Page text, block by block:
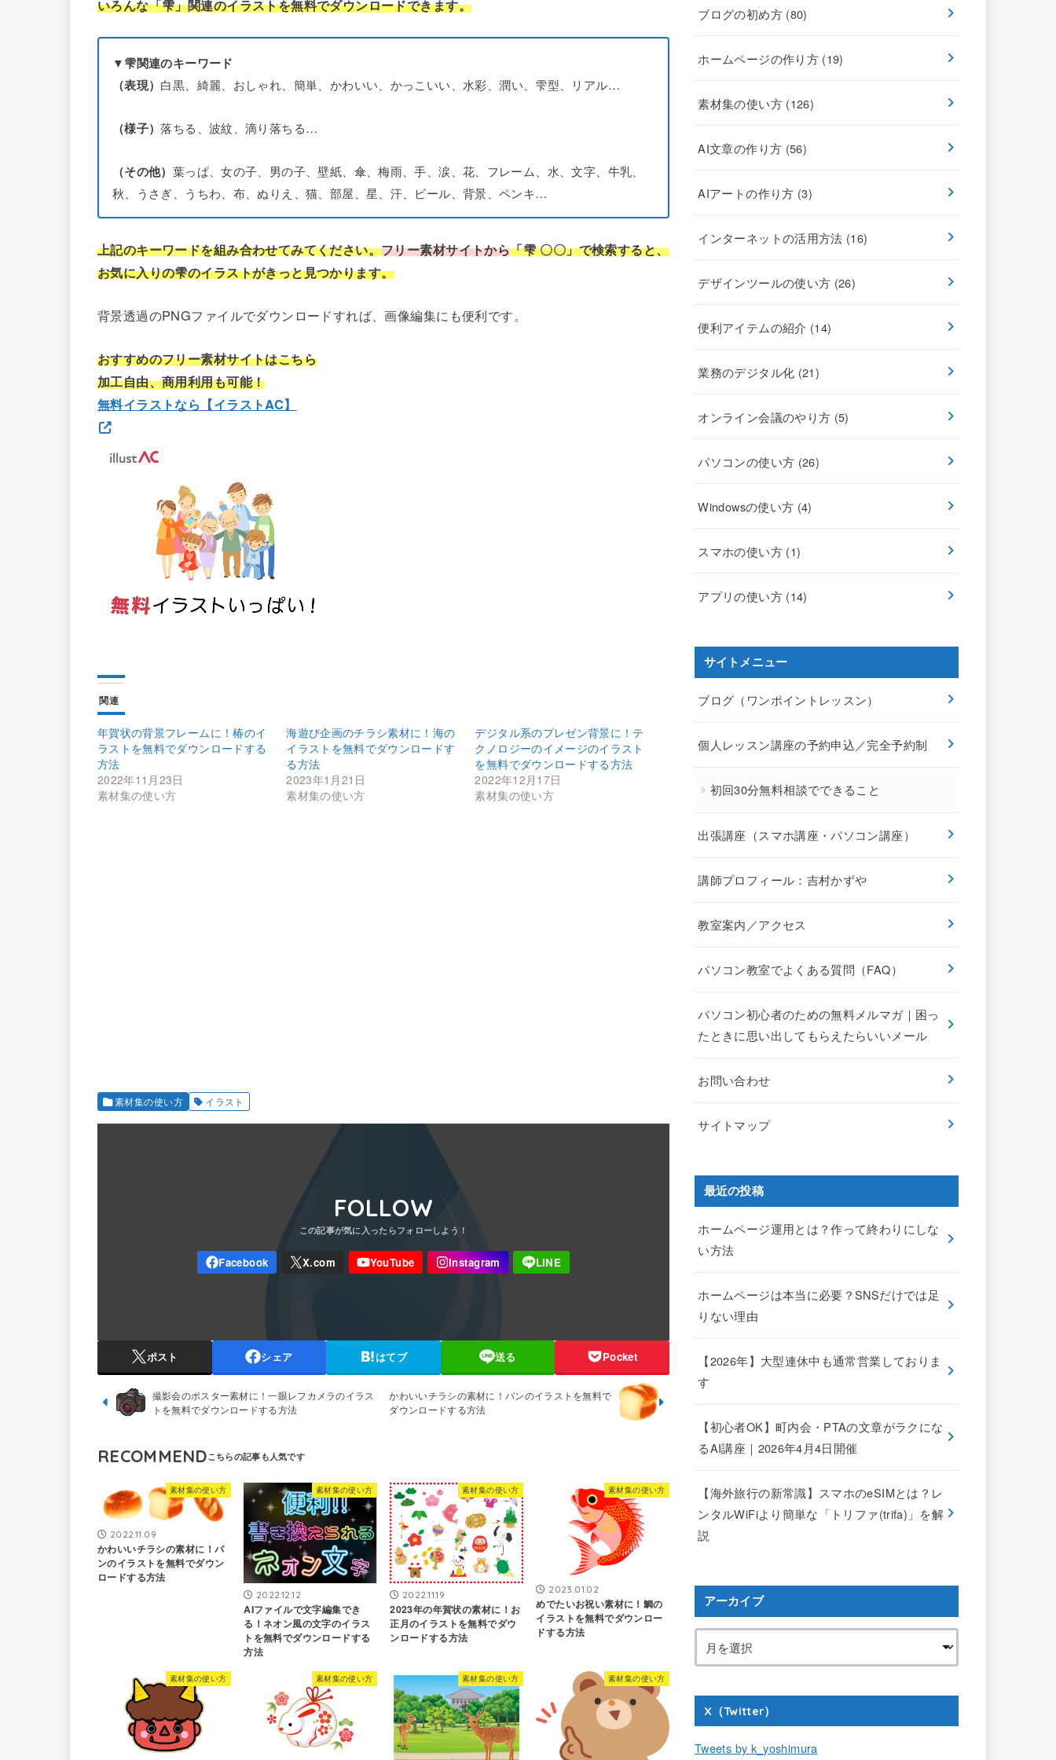
いろんな「雫」関連のイラストを無料でダウンロードできます。
▼雫関連のキーワード
（表現） 白黒、綺麗、おしゃれ、簡単、かわいい、かっこいい、水彩、潤い、雫型、リアル…
（様子）落ちる、波紋、滴り落ちる…
（その他） 葉っぱ、女の子、男の子、壁紙、傘、梅雨、手、涙、花、フレーム、水、文字、牛乳、
秋、うさぎ、うちわ、布、ぬりえ、猫、部屋、星、汗、ビール、背景、ペンキ…
上記のキーワードを組み合わせてみてください。フリー素材サイトから「雫 〇〇」で検索すると、
お気に入りの雫のイラストがきっと見つかります。
背景透過のPNGファイルでダウンロードすれば、画像編集にも便利です。
おすすめのフリー素材サイトはこちら
加工自由、商用利用も可能！
無料イラストなら【イラストAC】
関連
年賀状の背景フレームに！椿のイ
ラストを無料でダウンロードする
方法
2022年11月23日
素材集の使い方
海遊び企画のチラシ素材に！海の
イラストを無料でダウンロードす
る方法
2023年1月21日
素材集の使い方
デジタル系のプレゼン背景に！テ
クノロジーのイメージのイラスト
を無料でダウンロードする方法
2022年12月17日
素材集の使い方
素材集の使い方 イラスト
FOLLOW
ポスト シェア はてブ 送る Pocket
撮影会のポスター素材に！一眼レフカメラのイラス
トを無料でダウンロードする方法
かわいいチラシの素材に！パンのイラストを無料で
ダウンロードする方法
RECOMMEND
素材集の使い方
2022.11.09
かわいいチラシの素材に！パ
ンのイラストを無料でダウン
ロードする方法
素材集の使い方
2022.12.12
AIファイルで文字編集でき
る！ネオン風の文字のイラス
トを無料でダウンロードする
方法
素材集の使い方
2022.11.19
2023年の年賀状の素材に！お
正月のイラストを無料でダウ
ンロードする方法
素材集の使い方
2023.01.02
めでたいお祝い素材に！鯛の
イラストを無料でダウンロー
ドする方法
素材集の使い方 素材集の使い方 素材集の使い方 素材集の使い方
ブログの初め方 (80)
ホームページの作り方 (19)
素材集の使い方 (126)
AI文章の作り方 (56)
AIアートの作り方 (3)
インターネットの活用方法 (16)
デザインツールの使い方 (26)
便利アイテムの紹介 (14)
業務のデジタル化 (21)
オンライン会議のやり方 (5)
パソコンの使い方 (26)
Windowsの使い方 (4)
スマホの使い方 (1)
アプリの使い方 (14)
サイトメニュー
ブログ（ワンポイントレッスン）
個人レッスン講座の予約申込／完全予約制
初回30分無料相談でできること
出張講座（スマホ講座・パソコン講座）
講師プロフィール：吉村かずや
教室案内／アクセス
パソコン教室でよくある質問（FAQ）
パソコン初心者のための無料メルマガ｜困っ
たときに思い出してもらえたらいいメール
お問い合わせ
サイトマップ
最近の投稿
ホームページ運用とは？作って終わりにしな
い方法
ホームページは本当に必要？SNSだけでは足
りない理由
【2026年】大型連休中も通常営業しておりま
す
【初心者OK】町内会・PTAの文章がラクにな
るAI講座｜2026年4月4日開催
【海外旅行の新常識】スマホのeSIMとは？レ
ンタルWiFiより簡単な「トリファ(trifa)」を解
説
アーカイブ
X（Twitter）
Tweets by k_yoshimura